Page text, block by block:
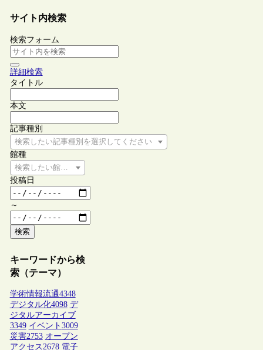
サイト内検索
検索フォーム
詳細検索
タイトル
本文
記事種別
検索したい記事種別を選択してください
館種
検索したい館種を選択してください
投稿日
～
検索
キーワードから検
索（テーマ）
学術情報流通4348
デジタル化4098 デ
ジタルアーカイブ
3349 イベント 3009
災害2753 オープン
アクセス2678 電子